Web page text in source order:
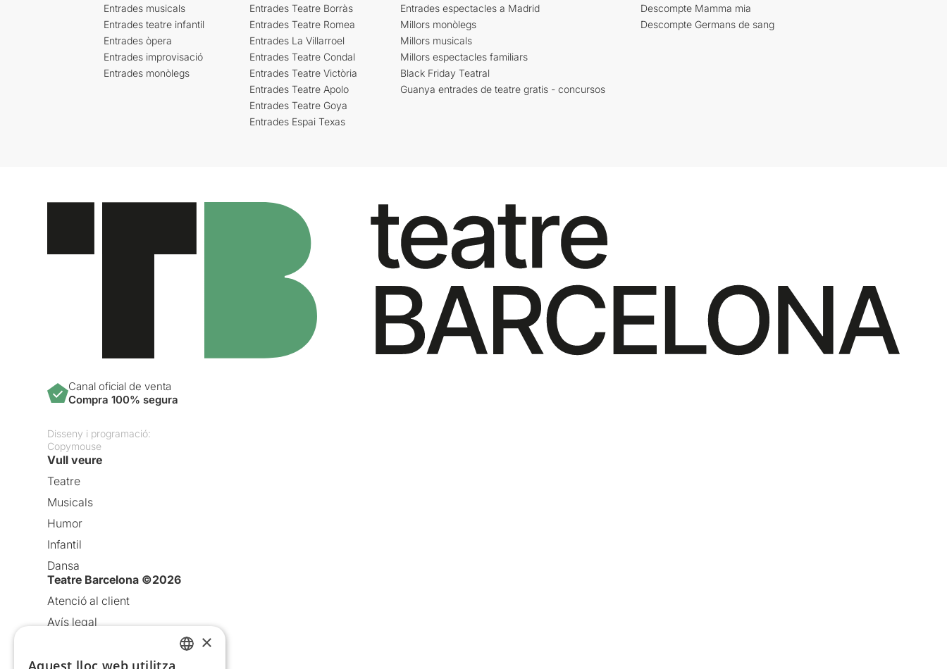
Entrades musicals
Entrades teatre infantil
Entrades òpera
Entrades improvisació
Entrades monòlegs
Entrades Teatre Borràs
Entrades Teatre Romea
Entrades La Villarroel
Entrades Teatre Condal
Entrades Teatre Victòria
Entrades Teatre Apolo
Entrades Teatre Goya
Entrades Espai Texas
Entrades espectacles a Madrid
Millors monòlegs
Millors musicals
Millors espectacles familiars
Black Friday Teatral
Guanya entrades de teatre gratis - concursos
Descompte Mamma mia
Descompte Germans de sang
Canal oficial de venta
Compra 100% segura
Disseny i programació:
Copymouse
Vull veure
Teatre
Musicals
Humor
Infantil
Dansa
Teatre Barcelona ©2026
Atenció al client
Avís legal
Política de cookies
×
Aquest lloc web utilitza